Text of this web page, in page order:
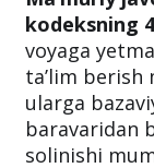
onalarga
Ma’muriy
kodeksning
voyaga
ta’lim berish